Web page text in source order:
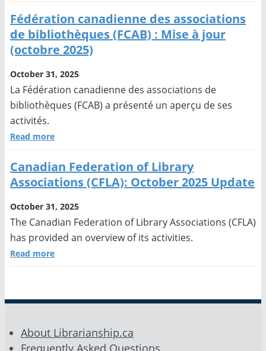
Fédération canadienne des associations
de bibliothèques (FCAB) : Mise à jour
(octobre 2025)
October 31, 2025
La Fédération canadienne des associations de
bibliothèques (FCAB) a présenté un aperçu de ses
activités.
Read more
Canadian Federation of Library
Associations (CFLA): October 2025 Update
October 31, 2025
The Canadian Federation of Library Associations (CFLA)
has provided an overview of its activities.
Read more
About Librarianship.ca
Frequently Asked Questions